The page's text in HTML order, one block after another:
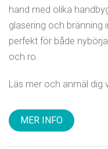
hand med olika
glasering och bränning
perfekt för både
och ro.
Läs mer och anmäl dig
MER INFO